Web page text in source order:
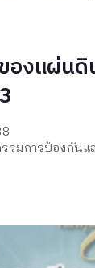
องแผ่น
มการป้องกันแ